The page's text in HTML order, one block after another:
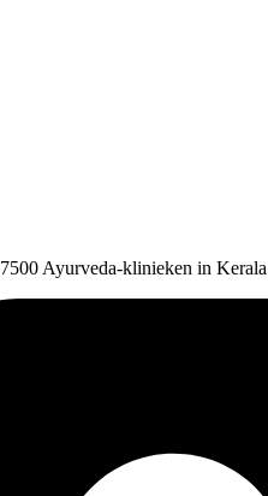
7500 Ayurveda-klinieken in